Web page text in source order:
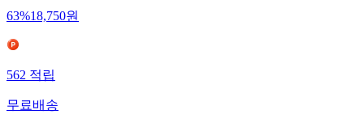
63%18,750원
562 적립
무료배송